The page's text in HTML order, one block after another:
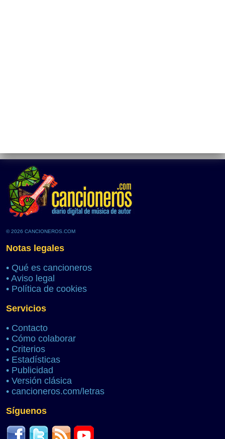
© 2026 CANCIONEROS.COM
Notas legales
• Qué es cancioneros
• Aviso legal
• Política de cookies
Servicios
• Contacto
• Cómo colaborar
• Criterios
• Estadísticas
• Publicidad
• Versión clásica
• cancioneros.com/letras
Síguenos